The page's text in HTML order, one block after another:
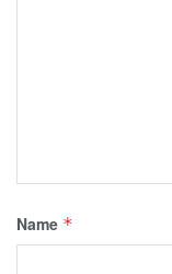
Name *